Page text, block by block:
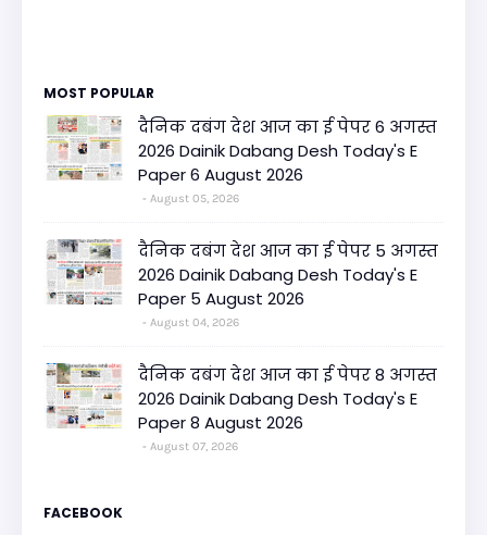
MOST POPULAR
दैनिक दबंग देश आज का ई पेपर 6 अगस्त
2026 Dainik Dabang Desh Today's E
Paper 6 August 2026
August 05, 2026
दैनिक दबंग देश आज का ई पेपर 5 अगस्त
2026 Dainik Dabang Desh Today's E
Paper 5 August 2026
August 04, 2026
दैनिक दबंग देश आज का ई पेपर 8 अगस्त
2026 Dainik Dabang Desh Today's E
Paper 8 August 2026
August 07, 2026
FACEBOOK